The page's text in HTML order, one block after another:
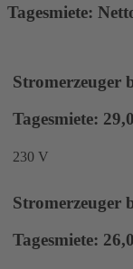
Tagesmiete:
Stromerzeuger
Tagesmiete:
230 V
Stromerzeuger
Tagesmiete: